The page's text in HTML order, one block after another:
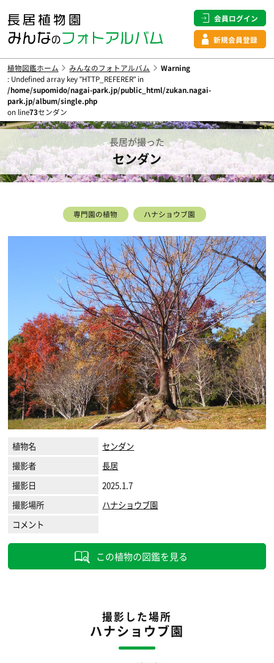
会員ログイン
新規会員登録
植物図鑑ホーム みんなのフォトアルバム
Warning
: Undefined array key "HTTP_REFERER" in
/home/supomido/nagai-park.jp/public_html/zukan.nagai-
park.jp/album/single.php
on line73センダン
長居が撮った
センダン
専門園の植物 ハナショウブ園
植物名
センダン
撮影者
長居
撮影日
2025.1.7
撮影場所
ハナショウブ園
コメント
この植物の図鑑を見る
撮影した場所
ハナショウブ園